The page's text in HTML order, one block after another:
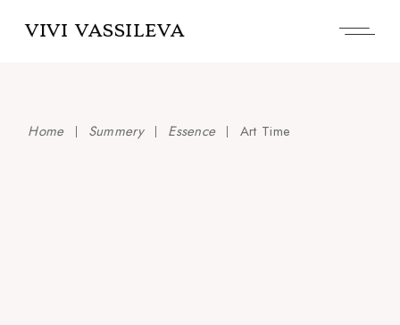
VIVI VASSILEVA
Home Summery Essence Art Time